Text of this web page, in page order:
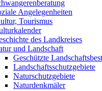
Angelegenheiten
Tourismus
des Landkreises
und Landschaft
Geschützte
Landschaftsschutzgebiete
Naturschutzgebiete
Naturdenkmäler